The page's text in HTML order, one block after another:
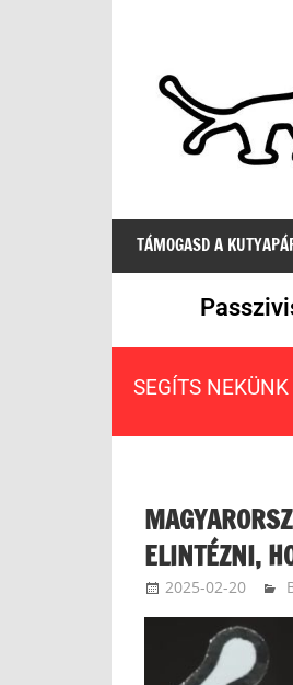
egyetlen
értelmes
választás
TÁMOGASD A
SEGÍTS
ELINTÉZNI,
2025-02-20